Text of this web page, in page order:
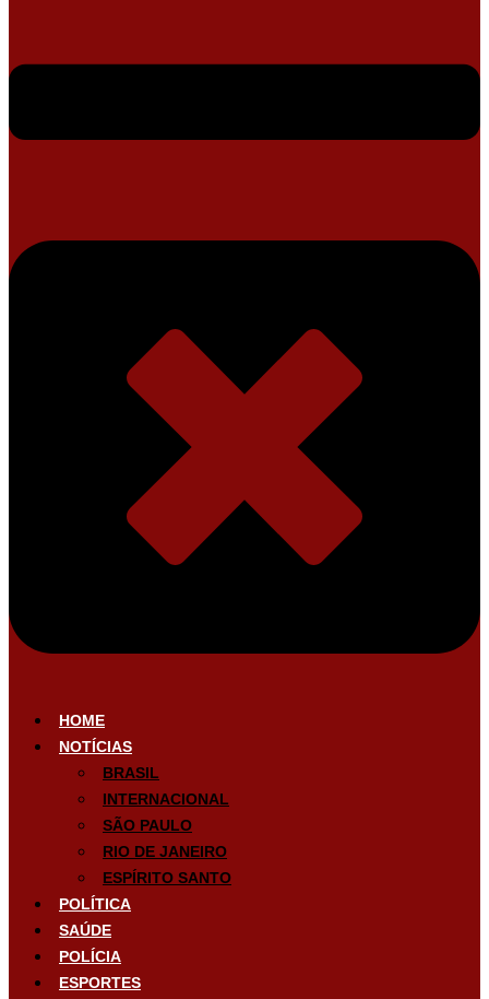
HOME
NOTÍCIAS
BRASIL
INTERNACIONAL
SÃO PAULO
RIO DE JANEIRO
ESPÍRITO SANTO
POLÍTICA
SAÚDE
POLÍCIA
ESPORTES